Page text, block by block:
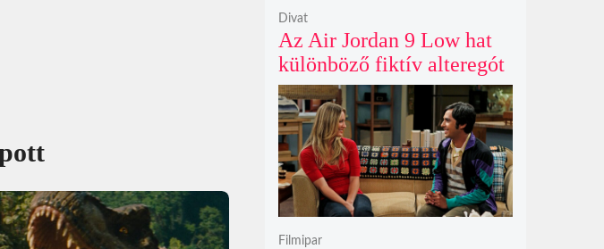
Az Air Jordan 9 Low hat
különböző fiktív alteregót
gyúr egyetlen őrült
dizájnba
Divat
Filmipar